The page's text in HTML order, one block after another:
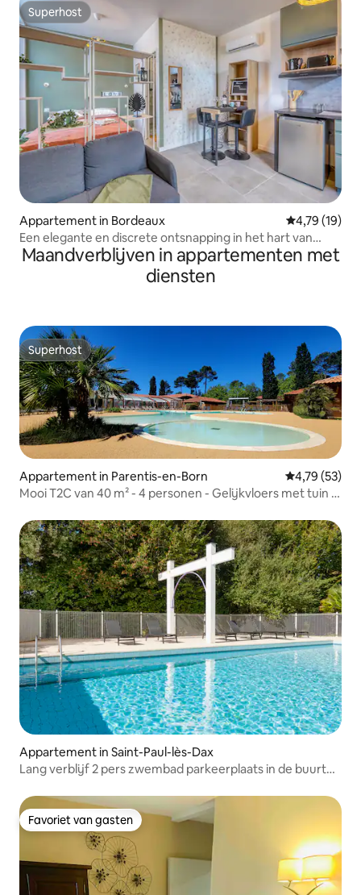
Superhost
Superhost
Appartement in Bordeaux Gemiddelde
4,79 (19)
Een elegante en discrete ontsnapping in het hart van
Bordeaux
Maandverblijven in appartementen met
diensten
Superhost
Superhost
Appartement in Parentis-en-Born Gemiddelde
4,79 (53)
Mooi T2C van 40 m² - 4 personen - Gelijkvloers met tuin -
Appartement in Saint-Paul-lès-Dax
Lang verblijf 2 pers zwembad parkeerplaats in de buurt
Favoriet van gasten
Favoriet van gasten